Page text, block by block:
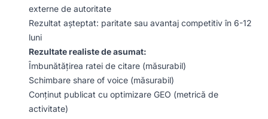
externe de autoritate
Rezultat așteptat: paritate sau avantaj competitiv în 6-12
luni
Rezultate realiste de asumat:
Îmbunătățirea ratei de citare (măsurabil)
Schimbare share of voice (măsurabil)
Conținut publicat cu optimizare GEO (metrică de
activitate)